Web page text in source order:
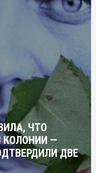
ЧТО
КОЛОНИИ —
ДВЕ